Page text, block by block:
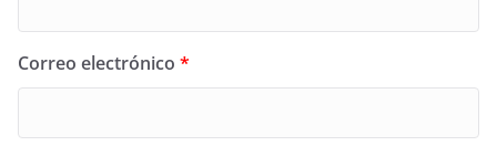
Correo electrónico *